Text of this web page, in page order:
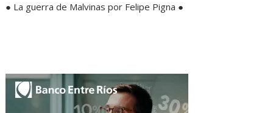
● La guerra de Malvinas por Felipe Pigna ●